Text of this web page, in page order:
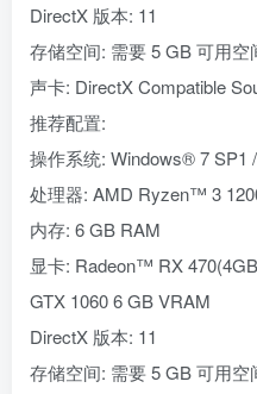
DirectX 版本: 11
存储空间: 需要 5 GB 可用空
声卡: DirectX Compatible
推荐配置:
操作系统: Windows® 7 SP1
处理器: AMD Ryzen™ 3
内存: 6 GB RAM
显卡: Radeon™ RX
GTX 1060 6 GB VRAM
DirectX 版本: 11
存储空间: 需要 5 GB 可用空